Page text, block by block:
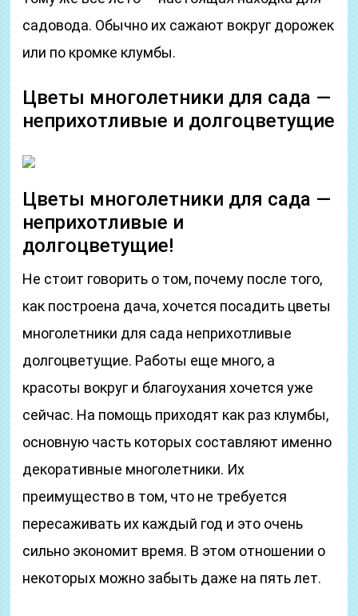
садовода. Обычно их сажают вокруг дорожек
или по кромке клумбы.
Цветы многолетники для сада —
неприхотливые и долгоцветущие
Цветы многолетники для сада —
неприхотливые и
долгоцветущие!
Не стоит говорить о том, почему после того,
как построена дача, хочется посадить цветы
многолетники для сада неприхотливые
долгоцветущие. Работы еще много, а
красоты вокруг и благоухания хочется уже
сейчас. На помощь приходят как раз клумбы,
основную часть которых составляют именно
декоративные многолетники. Их
преимущество в том, что не требуется
пересаживать их каждый год и это очень
сильно экономит время. В этом отношении о
некоторых можно забыть даже на пять лет.